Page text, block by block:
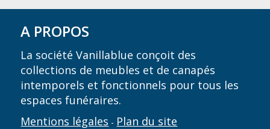
A PROPOS
La société Vanillablue conçoit des
collections de meubles et de canapés
intemporels et fonctionnels pour tous les
espaces funéraires.
Mentions légales - Plan du site